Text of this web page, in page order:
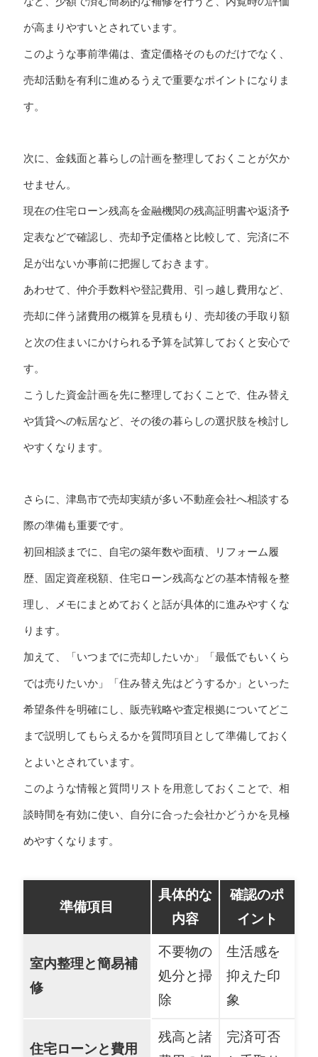
が高まりやすいとされています。
このような事前準備は、査定価格そのものだけでなく、
売却活動を有利に進めるうえで重要なポイントになりま
す。
次に、金銭面と暮らしの計画を整理しておくことが欠か
せません。
現在の住宅ローン残高を金融機関の残高証明書や返済予
定表などで確認し、売却予定価格と比較して、完済に不
足が出ないか事前に把握しておきます。
あわせて、仲介手数料や登記費用、引っ越し費用など、
売却に伴う諸費用の概算を見積もり、売却後の手取り額
と次の住まいにかけられる予算を試算しておくと安心で
す。
こうした資金計画を先に整理しておくことで、住み替え
や賃貸への転居など、その後の暮らしの選択肢を検討し
やすくなります。
さらに、津島市で売却実績が多い不動産会社へ相談する
際の準備も重要です。
初回相談までに、自宅の築年数や面積、リフォーム履
歴、固定資産税額、住宅ローン残高などの基本情報を整
理し、メモにまとめておくと話が具体的に進みやすくな
ります。
加えて、「いつまでに売却したいか」「最低でもいくら
では売りたいか」「住み替え先はどうするか」といった
希望条件を明確にし、販売戦略や査定根拠についてどこ
まで説明してもらえるかを質問項目として準備しておく
とよいとされています。
このような情報と質問リストを用意しておくことで、相
談時間を有効に使い、自分に合った会社かどうかを見極
めやすくなります。
準備項目
具体的な
内容
確認のポ
イント
室内整理と簡易補
修
不要物の
処分と掃
除
生活感を
抑えた印
象
住宅ローンと費用
残高と諸
完済可否